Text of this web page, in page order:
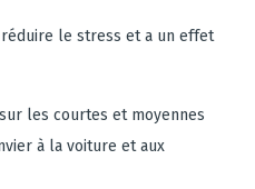
le stress et a un effet
les courtes et moyennes
à la voiture et aux